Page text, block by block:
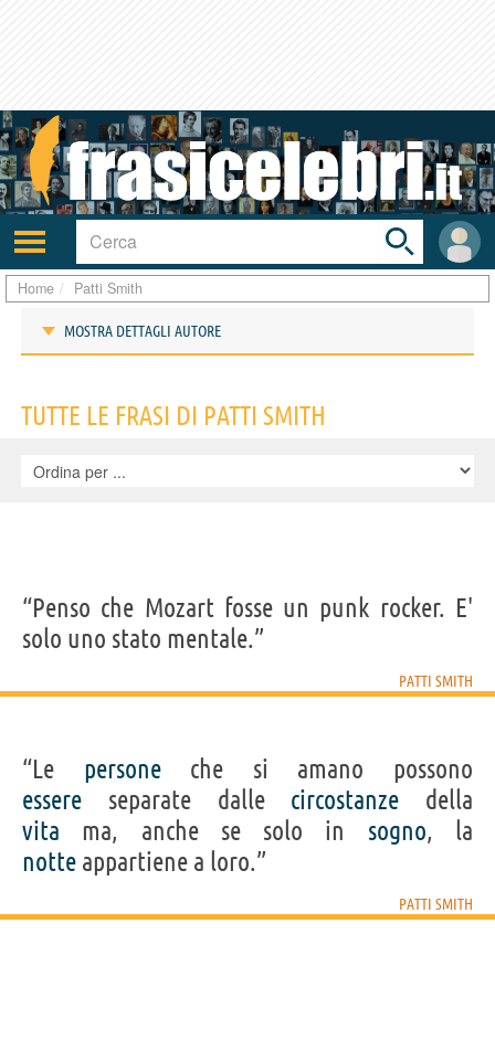
Attiva/disattiva
navigazione
User
area
Toggle
search
bar
Home Patti Smith
MOSTRA DETTAGLI AUTORE
IDENTIKIT E DATI ANAGRAFICI
Nome
Patricia Lee
Cognome Smith
Sesso femminile
Acquista libri di Patti Smith su
Frasi, citazioni e aforismi di Patti Smith
8
TUTTE LE FRASI DI PATTI SMITH
“Penso che Mozart fosse un punk rocker. E'
solo uno stato mentale.”
PATTI SMITH
“Le personeche si amano possono
essere separate dalle circostanze della
vita ma, anche se solo in sogno, la
notte appartiene a loro.”
PATTI SMITH